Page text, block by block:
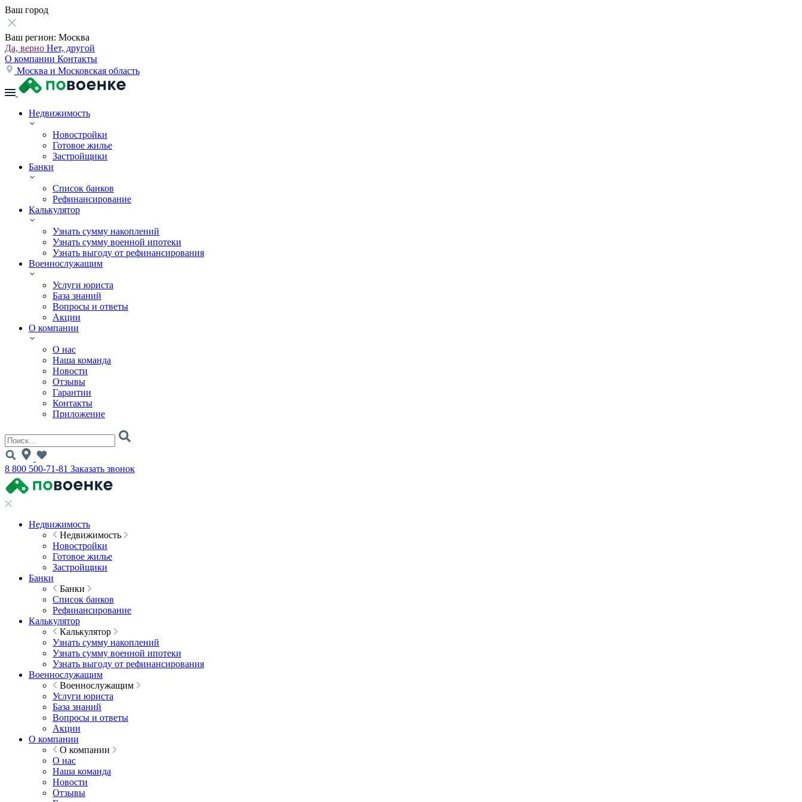
Ваш город
Ваш регион: Москва
Да, верно Нет, другой
О компании Контакты
Москва и Московская область
Недвижимость
Новостройки
Готовое жилье
Застройщики
Банки
Список банков
Рефинансирование
Калькулятор
Узнать сумму накоплений
Узнать сумму военной ипотеки
Узнать выгоду от рефинансирования
Военнослужащим
Услуги юриста
База знаний
Вопросы и ответы
Акции
О компании
О нас
Наша команда
Новости
Отзывы
Гарантии
Контакты
Приложение
8 800 500-71-81 Заказать звонок
Недвижимость
Недвижимость
Новостройки
Готовое жилье
Застройщики
Банки
Банки
Список банков
Рефинансирование
Калькулятор
Калькулятор
Узнать сумму накоплений
Узнать сумму военной ипотеки
Узнать выгоду от рефинансирования
Военнослужащим
Военнослужащим
Услуги юриста
База знаний
Вопросы и ответы
Акции
О компании
О компании
О нас
Наша команда
Новости
Отзывы